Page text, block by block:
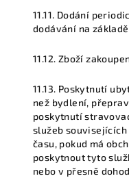
11.11. Dodání
dodávání na
11.12. Zboží
11.13. Poskytnutí
než bydlení,
poskytnutí
služeb
času, pokud má
poskytnout tyto
nebo v přesně